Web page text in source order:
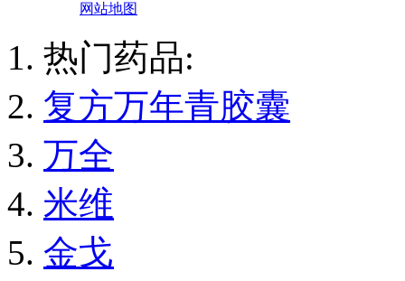
网站地图
热门药品:
复方万年青胶囊
万全
米维
金戈